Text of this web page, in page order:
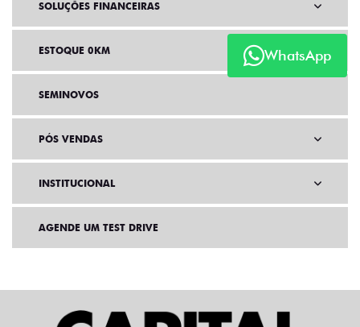
WhatsApp
SOLUÇÕES FINANCEIRAS
ESTOQUE 0KM
SEMINOVOS
PÓS VENDAS
INSTITUCIONAL
AGENDE UM TEST DRIVE